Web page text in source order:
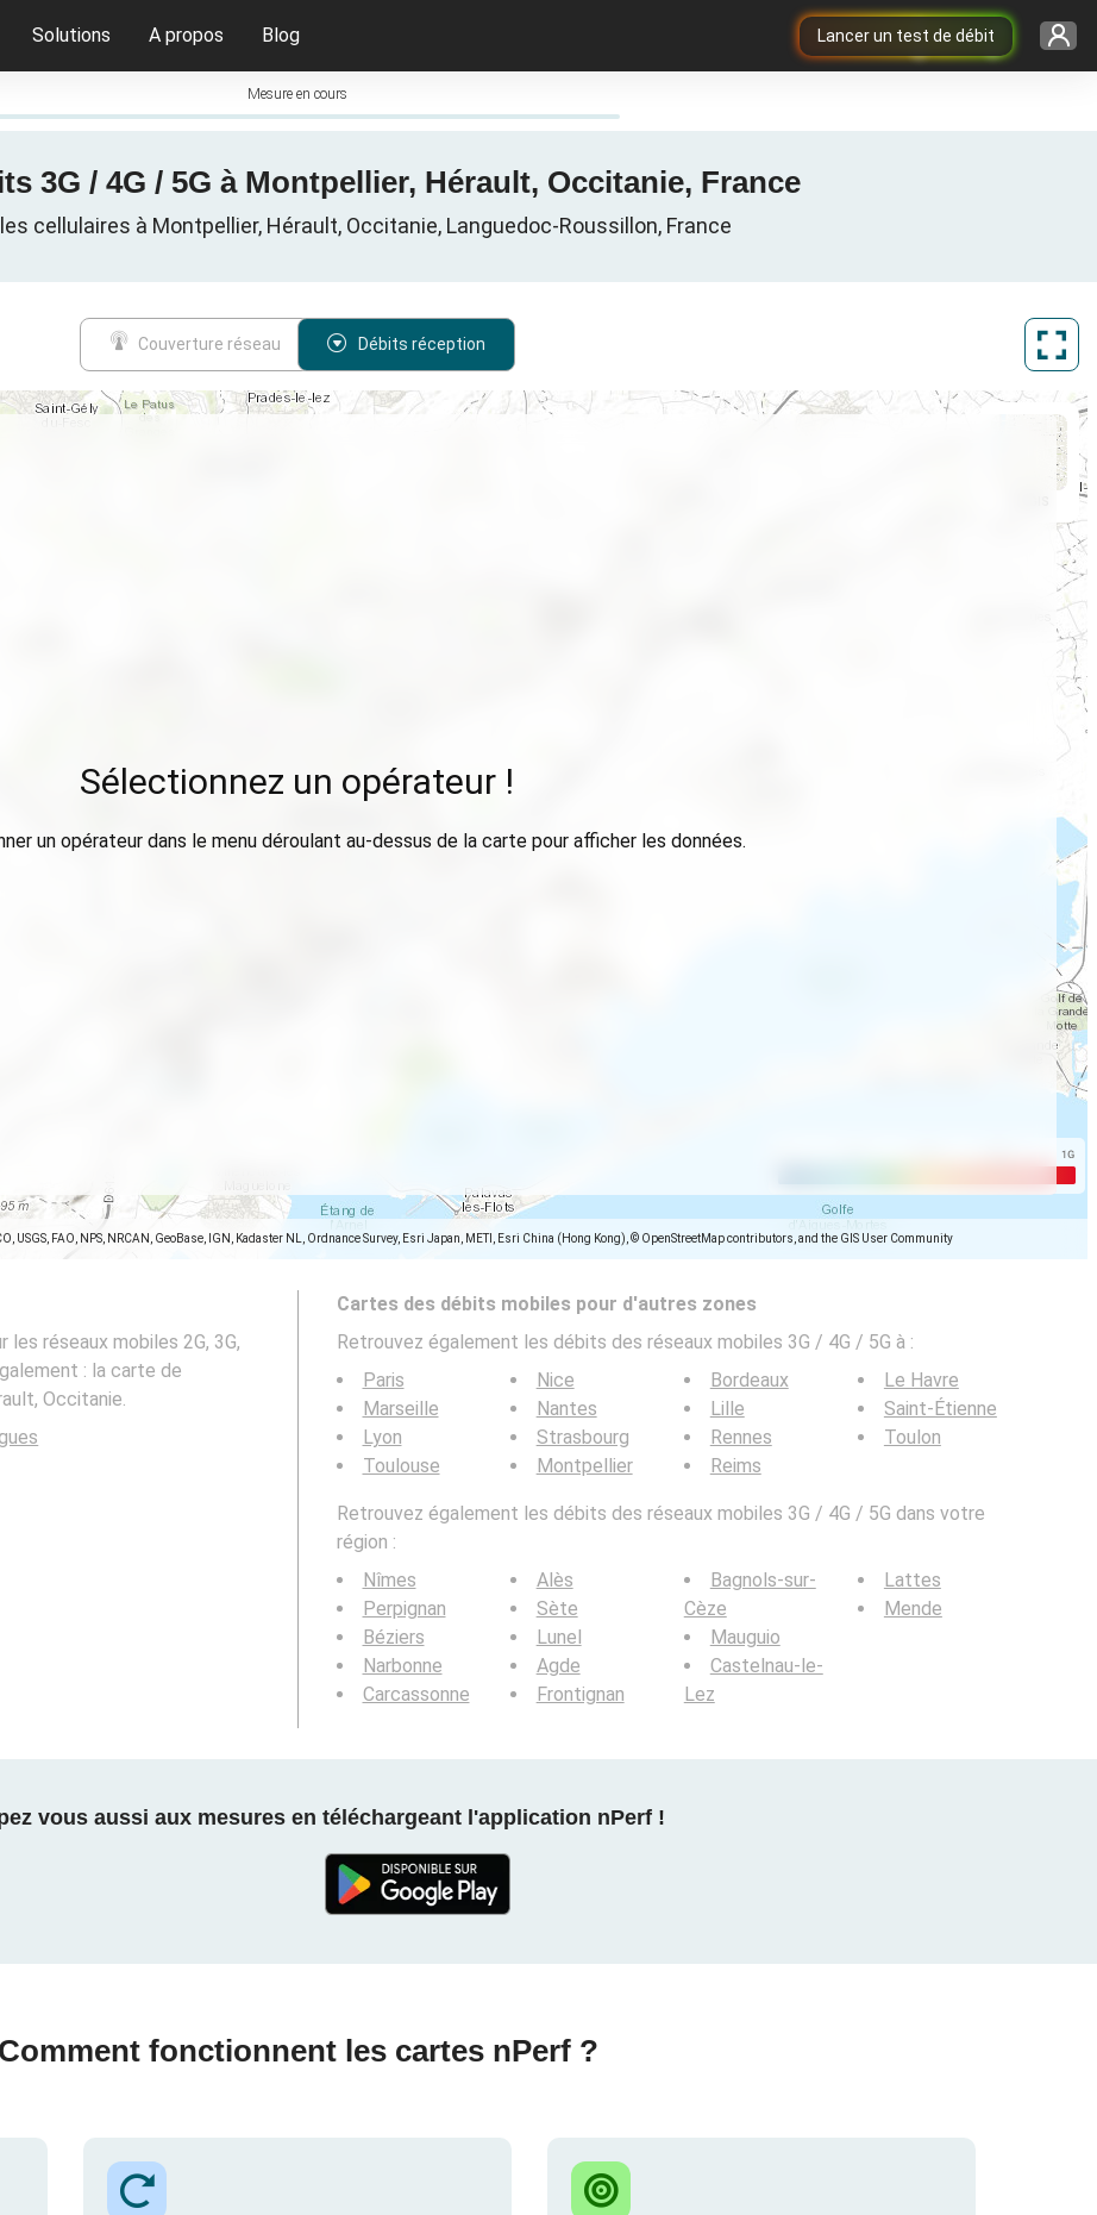
Lancer un test de débit
Solutions A propos Blog
Mesure en cours
3G / 4G / 5G à Montpellier, Hérault, Occitanie, France
cellulaires à Montpellier, Hérault, Occitanie, Languedoc-Roussillon, France
Couverture réseau Débits réception
USGS, FAO, NPS, NRCAN, GeoBase, IGN, Kadaster NL, Ordnance Survey, Esri Japan, METI, Esri China (Hong Kong), © OpenStreetMap contributors, and the GIS User Community
Sélectionnez un opérateur !
un opérateur dans le menu déroulant au-dessus de la carte pour afficher les données.
réseaux mobiles 2G, 3G,
: la carte de
Occitanie.
Cartes des débits mobiles pour d'autres zones
Retrouvez également les débits des réseaux mobiles 3G / 4G / 5G à :
Paris
Marseille
Lyon
Toulouse
Nice
Nantes
Strasbourg
Montpellier
Bordeaux
Lille
Rennes
Reims
Le Havre
Saint-Étienne
Toulon
Retrouvez également les débits des réseaux mobiles 3G / 4G / 5G dans votre
région :
Nîmes
Perpignan
Béziers
Narbonne
Carcassonne
Alès
Sète
Lunel
Agde
Frontignan
Bagnols-sur-
Cèze
Mauguio
Castelnau-le-
Lez
Lattes
Mende
vous aussi aux mesures en téléchargeant l'application nPerf !
Comment fonctionnent les cartes nPerf ?